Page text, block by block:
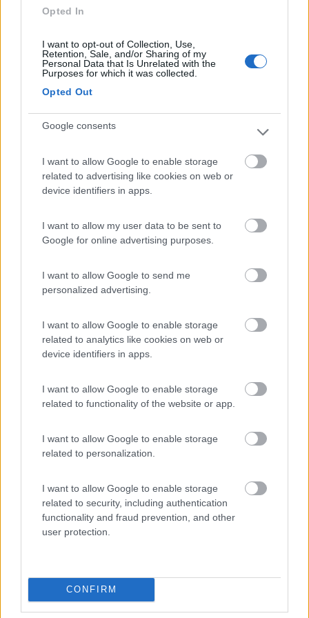
Opted In
I want to opt-out of Collection, Use,
Retention, Sale, and/or Sharing of my
Personal Data that Is Unrelated with the
Purposes for which it was collected.
Opted Out
Google consents
I want to allow Google to enable storage
related to advertising like cookies on web or
device identifiers in apps.
I want to allow my user data to be sent to
Google for online advertising purposes.
I want to allow Google to send me
personalized advertising.
I want to allow Google to enable storage
related to analytics like cookies on web or
device identifiers in apps.
I want to allow Google to enable storage
related to functionality of the website or app.
I want to allow Google to enable storage
related to personalization.
I want to allow Google to enable storage
related to security, including authentication
functionality and fraud prevention, and other
user protection.
CONFIRM
può arrivare ad assorbire quella potenza, il fatto che tu non lo
abbia riscontrato è un fattore da non sottovalutare.
Qualora capitasse che il clima arrivi a chiedere quella potenza
a lungo termine.
Il funzionamento di un climatizzatore a "batterie" su un camper
minuti, altrimenti lo avremmo fatto tutti
L'iperlessia e l'analfabetismo funzionale sono una piaga sociale
14
Inserito il03/03/2022 alle:22:01:40
se mi collego Direttamente alla batteria servizi non potrei
comunque utilizzarlo in marcia perché rischio di cuocere il
resistente) o comunque con un assorbimento di circa 40A
potrei danneggiare alternatore o dinamo ( non so ho guardato
cos ha), quelli a tetto da oltre 1000watt come fanno?
Inserito il04/03/2022 alle:07:02:05
Lo stolto non sa tacere
domenico tazzi
14